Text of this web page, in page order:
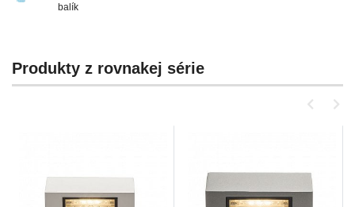
balík
Produkty z rovnakej série